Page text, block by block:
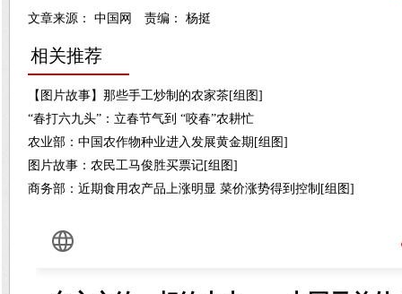
文章来源： 中国网 责编： 杨挺
相关推荐
【图片故事】那些手工炒制的农家茶[组图]
“春打六九头”：立春节气到 “咬春”农耕忙
农业部：中国农作物种业进入发展黄金期[组图]
图片故事：农民工马俊胜买票记[组图]
商务部：近期食用农产品上涨明显 菜价涨势得到控制[组图]